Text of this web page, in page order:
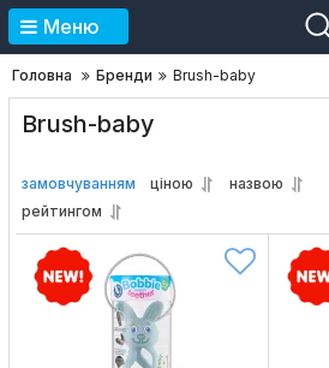
Меню
Головна Бренди Brush-baby
Brush-baby
замовчуванням ціною
назвою
рейтингом